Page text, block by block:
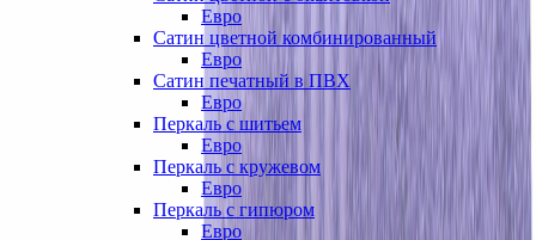
Евро
Сатин цветной комбинированный
Евро
Сатин печатный в ПВХ
Евро
Перкаль с шитьем
Евро
Перкаль с кружевом
Евро
Перкаль с гипюром
Евро